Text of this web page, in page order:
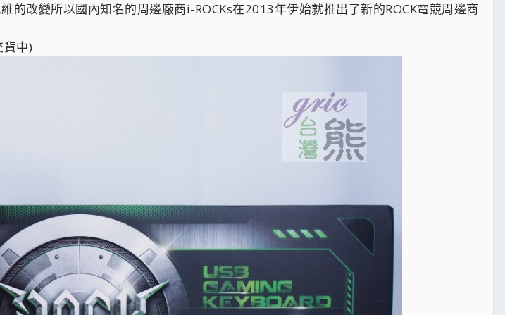
的改變所以國內知名的周邊廠商i-ROCKs在2013年伊始就推出了新的ROCK電競周邊商
貨中)